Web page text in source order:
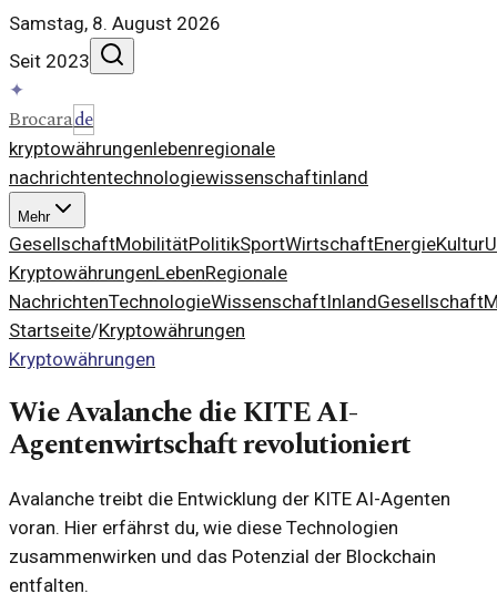
Samstag, 8. August 2026
Seit 2023
✦
Brocarade
kryptowährungenlebenregionale
nachrichtentechnologiewissenschaftinland
Mehr
GesellschaftMobilitätPolitikSportWirtschaftEnergieKultur
KryptowährungenLebenRegionale
NachrichtenTechnologieWissenschaftInlandGesellschaft
Startseite/Kryptowährungen
Kryptowährungen
Wie Avalanche die KITE AI-
Agentenwirtschaft revolutioniert
Avalanche treibt die Entwicklung der KITE AI-Agenten
voran. Hier erfährst du, wie diese Technologien
zusammenwirken und das Potenzial der Blockchain
entfalten.